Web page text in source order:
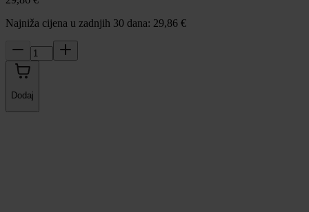
Najniža cijena u zadnjih 30 dana: 29,86 €
Dodaj